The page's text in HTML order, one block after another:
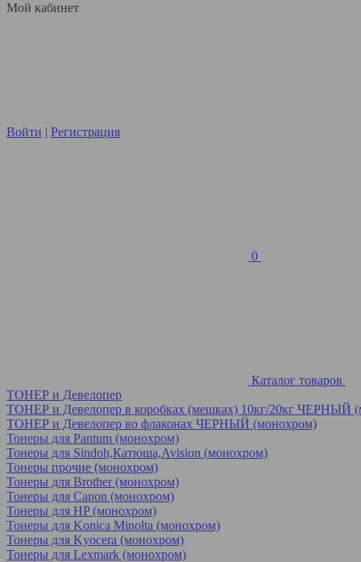
Мой кабинет
Войти | Регистрация
0
Каталог товаров
ТОНЕР и Девелопер
ТОНЕР и Девелопер в коробках (мешках) 10кг/20кг ЧЕРНЫЙ
ТОНЕР и Девелопер во флаконах ЧЕРНЫЙ (монохром)
Тонеры для Pantum (монохром)
Тонеры для Sindoh,Катюша,Avision (монохром)
Тонеры прочие (монохром)
Тонеры для Brother (монохром)
Тонеры для Canon (монохром)
Тонеры для HP (монохром)
Тонеры для Konica Minolta (монохром)
Тонеры для Kyocera (монохром)
Тонеры для Lexmark (монохром)